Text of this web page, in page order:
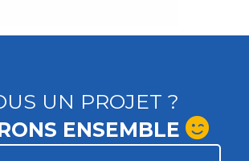
UN PROJET ?
ENSEMBLE